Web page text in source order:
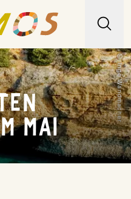
© Ingo Wandmacher
MAI